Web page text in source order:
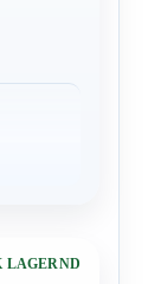
LAGERND